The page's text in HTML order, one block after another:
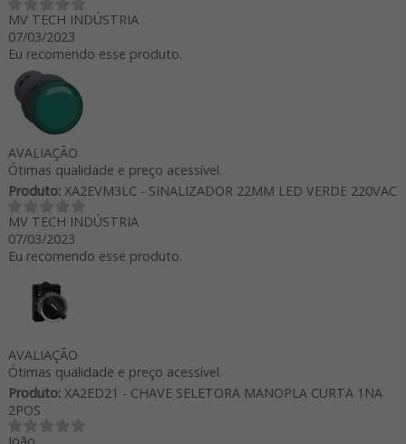
MV TECH INDÚSTRIA
07/03/2023
Eu recomendo esse produto.
AVALIAÇÃO
Ótimas qualidade e preço acessível.
Produto:XA2EVM3LC - SINALIZADOR 22MM LED VERDE 220VAC
MV TECH INDÚSTRIA
07/03/2023
Eu recomendo esse produto.
AVALIAÇÃO
Ótimas qualidade e preço acessível.
Produto:XA2ED21 - CHAVE SELETORA MANOPLA CURTA 1NA
2POS